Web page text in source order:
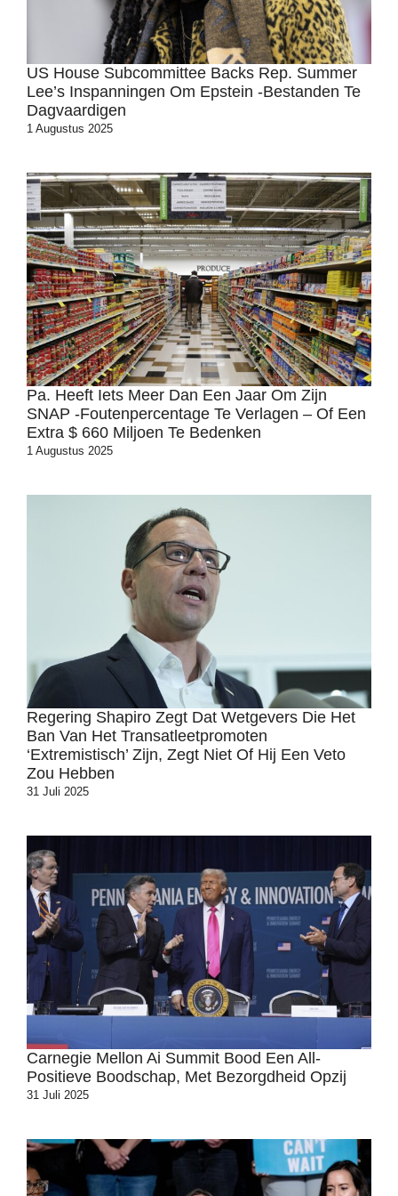
US House Subcommittee Backs Rep. Summer
Lee’s Inspanningen Om Epstein -bestanden Te
Dagvaardigen
1 Augustus 2025
Pa. Heeft Iets Meer Dan Een Jaar Om Zijn
SNAP -foutenpercentage Te Verlagen – Of Een
Extra $ 660 Miljoen Te Bedenken
1 Augustus 2025
Regering Shapiro Zegt Dat Wetgevers Die Het
Ban Van Het Transatleetpromoten
‘extremistisch’ Zijn, Zegt Niet Of Hij Een Veto
Zou Hebben
31 Juli 2025
Carnegie Mellon Ai Summit Bood Een All-
Positieve Boodschap, Met Bezorgdheid Opzij
31 Juli 2025